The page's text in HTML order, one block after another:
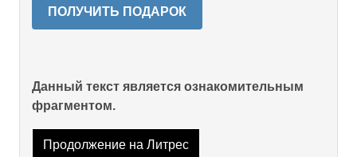
ПОЛУЧИТЬ ПОДАРОК
Данный текст является ознакомительным
фрагментом.
Продолжение на Литрес